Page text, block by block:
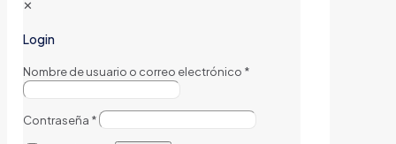
✕
Login
Nombre de usuario o correo electrónico *
Contraseña *